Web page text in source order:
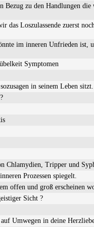
zu den Handlungen die
das Loszulassende zuerst
im inneren Unfrieden ist,
Symptomen
in seinem Leben sitzt.
Chlamydien, Tripper und
Prozessen spiegelt.
offen und groß erscheinen
Sicht ?
Umwegen in deine